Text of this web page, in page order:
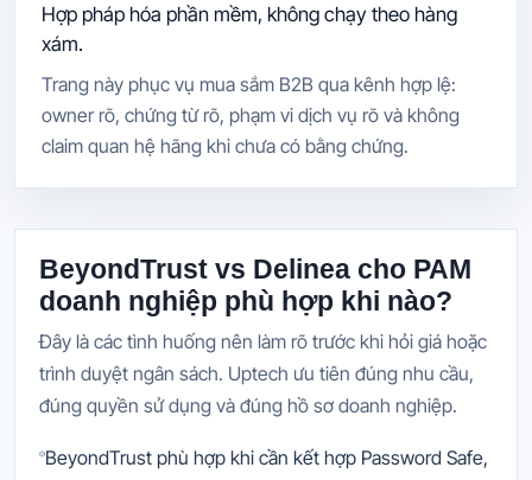
Hợp pháp hóa phần mềm, không chạy theo hàng
xám.
Trang này phục vụ mua sắm B2B qua kênh hợp lệ:
owner rõ, chứng từ rõ, phạm vi dịch vụ rõ và không
claim quan hệ hãng khi chưa có bằng chứng.
BeyondTrust vs Delinea cho PAM
doanh nghiệp phù hợp khi nào?
Đây là các tình huống nên làm rõ trước khi hỏi giá hoặc
trình duyệt ngân sách. Uptech ưu tiên đúng nhu cầu,
đúng quyền sử dụng và đúng hồ sơ doanh nghiệp.
BeyondTrust phù hợp khi cần kết hợp Password Safe,